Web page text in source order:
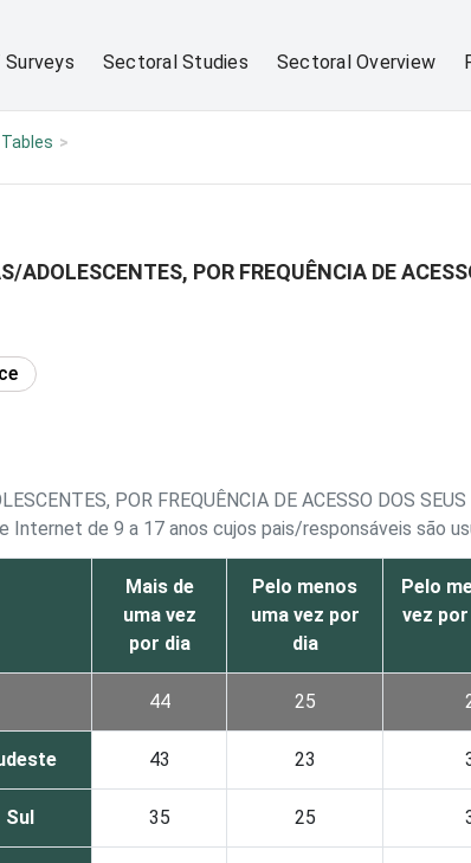
Surveys Sectoral Studies Sectoral Overview
Tables
ADOLESCENTES, POR FREQUÊNCIA DE
POR FREQUÊNCIA DE ACESSO DOS
Internet de 9 a 17 anos cujos pais/responsáveis são
Mais de
uma vez
por dia
Pelo menos
uma vez por
dia
Pelo
vez
44 25
43 23
Sul 35 25